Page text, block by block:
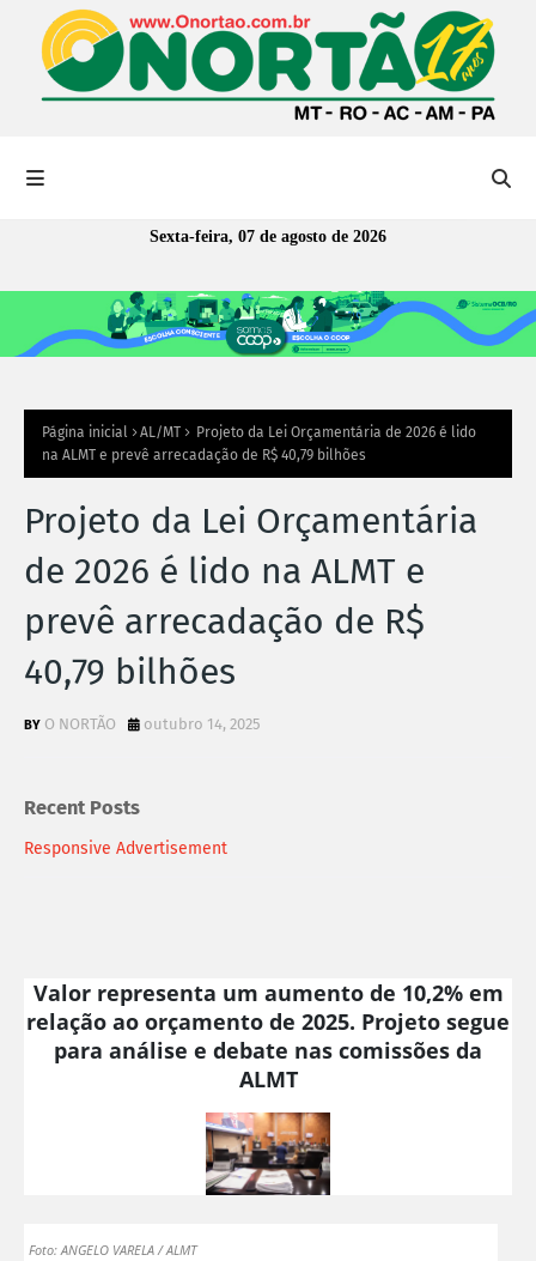
Sexta-feira, 07 de agosto de 2026
Página inicial AL/MT
Projeto da Lei Orçamentária de 2026 é lido
na ALMT e prevê arrecadação de R$ 40,79 bilhões
Projeto da Lei Orçamentária
de 2026 é lido na ALMT e
prevê arrecadação de R$
40,79 bilhões
O NORTÃO outubro 14, 2025
Recent Posts
Responsive Advertisement
Valor representa um aumento de 10,2% em
relação ao orçamento de 2025. Projeto segue
para análise e debate nas comissões da
ALMT
Foto: ANGELO VARELA / ALMT